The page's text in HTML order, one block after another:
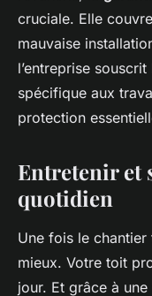
cruciale. Elle
mauvaise
l’entreprise
spécifique aux
protection
Entretenir et
quotidien
Une fois le
mieux. Votre toit
jour. Et grâce à